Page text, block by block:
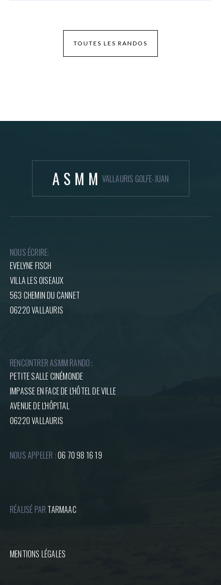
TOUTES LES RANDOS
ASMM VALLAURIS GOLFE-JUAN
NOUS ÉCRIRE:
EVELYNE FISCH
VILLA LES OISEAUX
563 CHEMIN DU CANNET
06220 VALLAURIS
RENCONTRER ASMM RANDO :
PETITE SALLE CINÉMONDE
IMPASSE EN FACE DE L'HÔTEL DE VILLE
AVENUE DE L'HÔPITAL
06220 VALLAURIS
NOUS APPELER :06 70 98 16 19
RÉALISÉ PAR TARMAAC
MENTIONS LÉGALES